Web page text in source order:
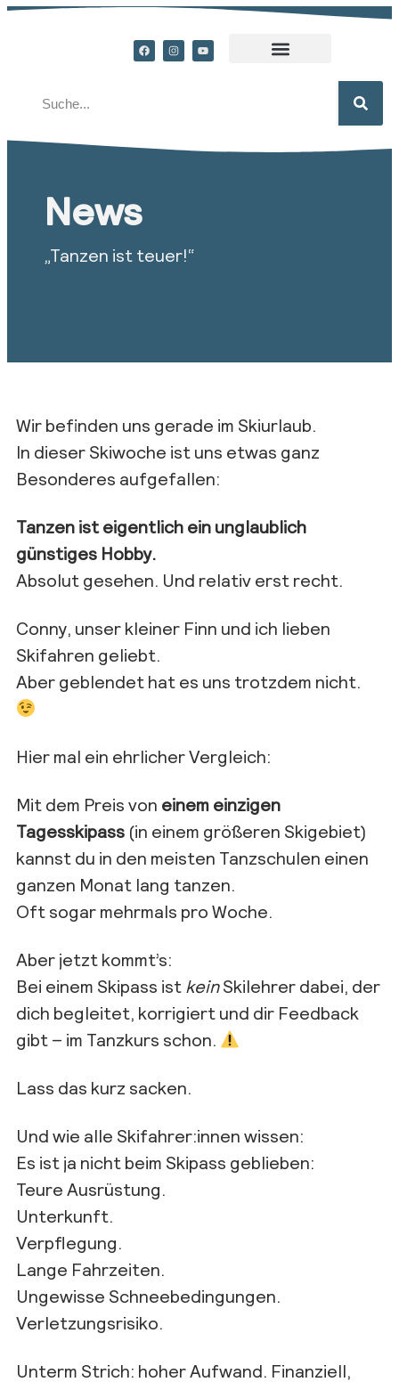
News
„Tanzen ist teuer!“
Wir befinden uns gerade im Skiurlaub.
In dieser Skiwoche ist uns etwas ganz
Besonderes aufgefallen:
Tanzen ist eigentlich ein unglaublich
günstiges Hobby.
Absolut gesehen. Und relativ erst recht.
Conny, unser kleiner Finn und ich lieben
Skifahren geliebt.
Aber geblendet hat es uns trotzdem nicht.
Hier mal ein ehrlicher Vergleich:
Mit dem Preis von einem einzigen
Tagesskipass (in einem größeren Skigebiet)
kannst du in den meisten Tanzschulen einen
ganzen Monat lang tanzen.
Oft sogar mehrmals pro Woche.
Aber jetzt kommt’s:
Bei einem Skipass ist keinSkilehrer dabei, der
dich begleitet, korrigiert und dir Feedback
gibt – im Tanzkurs schon.
Lass das kurz sacken.
Und wie alle Skifahrer:innen wissen:
Es ist ja nicht beim Skipass geblieben:
Teure Ausrüstung.
Unterkunft.
Verpflegung.
Lange Fahrzeiten.
Ungewisse Schneebedingungen.
Verletzungsrisiko.
Unterm Strich: hoher Aufwand. Finanziell,